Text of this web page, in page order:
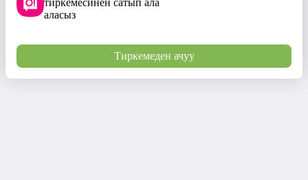
тиркемесинен сатып ала
аласыз
Тиркемеден ачуу